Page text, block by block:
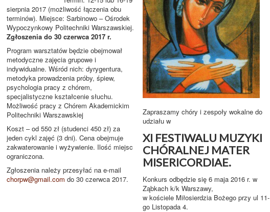
sierpnia 2017 (możliwość łączenia obu
terminów). Miejsce: Sarbinowo – Ośrodek
Wypoczynkowy Politechniki Warszawskiej.
Zgłoszenia do 30 czerwca 2017 r.
Program warsztatów będzie obejmował
metodyczne zajęcia grupowe i
indywidualne. Wśród nich: dyrygentura,
metodyka prowadzenia próby, śpiew,
psychologia pracy z chórem,
specjalistyczne kształcenie słuchu.
Możliwość pracy z Chórem Akademickim
Politechniki Warszawskiej
Koszt – od 550 zł (studenci 450 zł) za
jeden cykl zajęć (3 dni). Cena obejmuje
zakwaterowanie i wyżywienie. Ilość miejsc
ograniczona.
Zgłoszenia należy przesyłać na e-mail
chorpw@gmail.com do 30 czerwca 2017.
Zapraszamy chóry i zespoły wokalne do
udziału w
XI FESTIWALU MUZYKI
CHÓRALNEJ MATER
MISERICORDIAE.
Konkurs odbędzie się 6 maja 2016 r. w
Ząbkach k/k Warszawy,
w kościele Miłosierdzia Bożego przy ul 11-
go Listopada 4.